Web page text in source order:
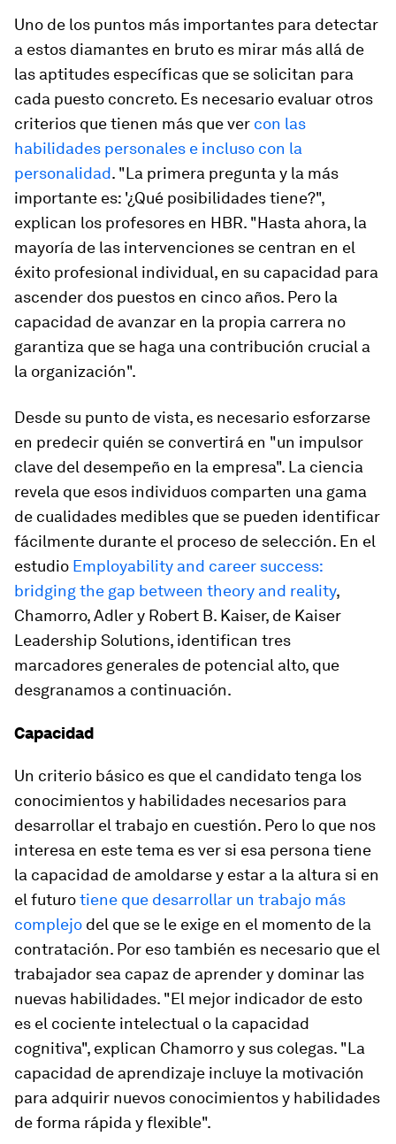
Uno de los puntos más importantes para detectar
a estos diamantes en bruto es mirar más allá de
las aptitudes específicas que se solicitan para
cada puesto concreto. Es necesario evaluar otros
criterios que tienen más que ver con las
habilidades personales e incluso con la
personalidad. "La primera pregunta y la más
importante es: '¿Qué posibilidades tiene?",
explican los profesores en HBR. "Hasta ahora, la
mayoría de las intervenciones se centran en el
éxito profesional individual, en su capacidad para
ascender dos puestos en cinco años. Pero la
capacidad de avanzar en la propia carrera no
garantiza que se haga una contribución crucial a
la organización".
Desde su punto de vista, es necesario esforzarse
en predecir quién se convertirá en "un impulsor
clave del desempeño en la empresa". La ciencia
revela que esos individuos comparten una gama
de cualidades medibles que se pueden identificar
fácilmente durante el proceso de selección. En el
estudio Employability and career success:
bridging the gap between theory and reality,
Chamorro, Adler y Robert B. Kaiser, de Kaiser
Leadership Solutions, identifican tres
marcadores generales de potencial alto, que
desgranamos a continuación.
Capacidad
Un criterio básico es que el candidato tenga los
conocimientos y habilidades necesarios para
desarrollar el trabajo en cuestión. Pero lo que nos
interesa en este tema es ver si esa persona tiene
la capacidad de amoldarse y estar a la altura si en
el futurotiene que desarrollar un trabajo más
complejo del que se le exige en el momento de la
contratación. Por eso también es necesario que el
trabajador sea capaz de aprender y dominar las
nuevas habilidades. "El mejor indicador de esto
es el cociente intelectual o la capacidad
cognitiva", explican Chamorro y sus colegas. "La
capacidad de aprendizaje incluye la motivación
para adquirir nuevos conocimientos y habilidades
de forma rápida y flexible".